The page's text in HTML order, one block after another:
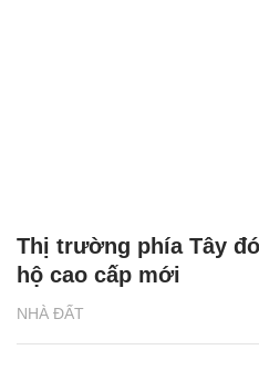
NHÀ ĐẤT
Thị trường phía Tây
hộ cao cấp mới